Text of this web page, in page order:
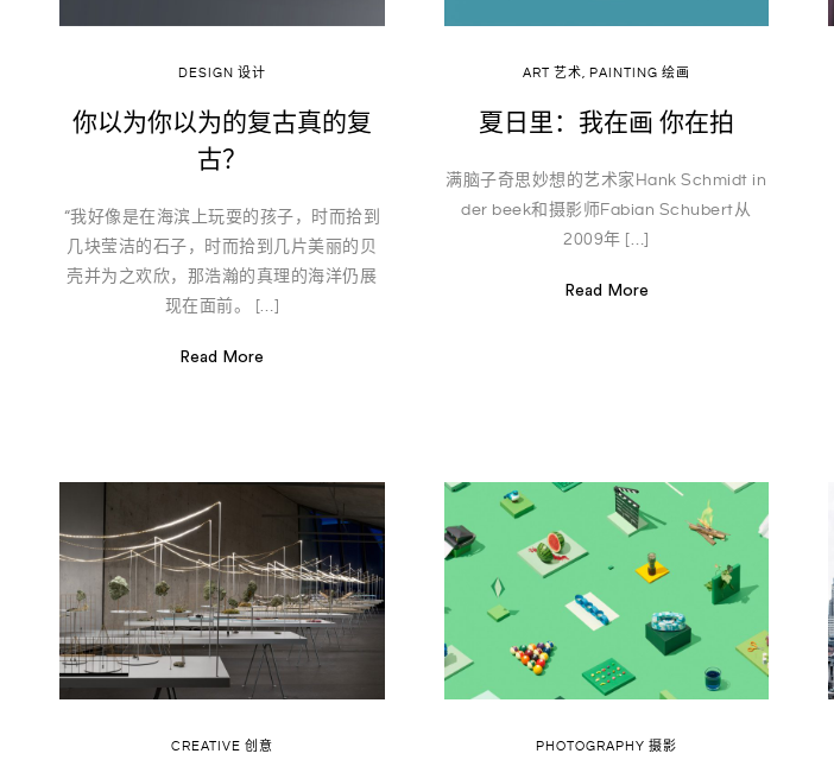
Tasta Goods
DESIGN 设计
你以为你以为的复古真的复
古？
“我好像是在海滨上玩耍的孩子，时而拾到
几块莹洁的石子，时而拾到几片美丽的贝
壳并为之欢欣，那浩瀚的真理的海洋仍展
现在面前。 […]
Read More
ART 艺术, PAINTING 绘画
夏日里：我在画 你在拍
满脑子奇思妙想的艺术家Hank Schmidt in
der beek和摄影师Fabian Schubert从
2009年 […]
Read More
CREATIVE 创意 PHOTOGRAPHY 摄影